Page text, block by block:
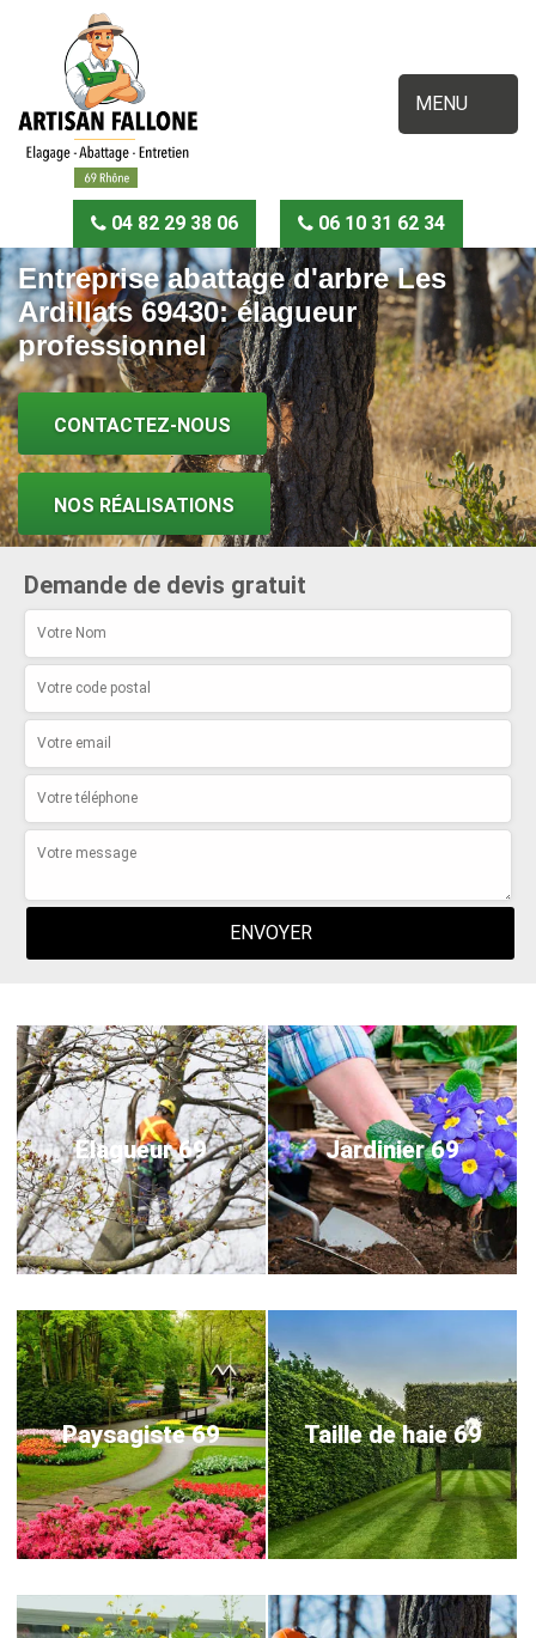
MENU
04 82 29 38 06 06 10 31 62 34
Entreprise abattage d'arbre Les
Ardillats 69430: élagueur
professionnel
CONTACTEZ-NOUS
NOS RÉALISATIONS
Demande de devis gratuit
Elagueur 69 Jardinier 69
Paysagiste 69 Taille de haie 69